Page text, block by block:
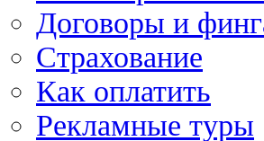
Договоры и
Страхование
Как оплатить
Рекламные туры